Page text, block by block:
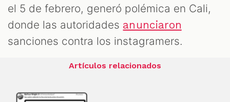
el 5 de febrero, generó polémica en Cali,
donde las autoridades anunciaron
sanciones contra los instagramers.
Artículos relacionados